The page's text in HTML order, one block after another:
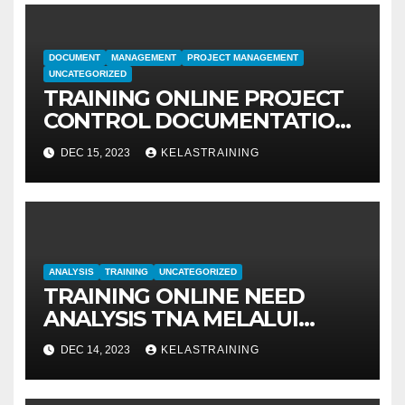
DOCUMENT MANAGEMENT
PROJECT MANAGEMENT
UNCATEGORIZED
TRAINING ONLINE PROJECT
CONTROL DOCUMENTATION
MANAGEMENT
DEC 15, 2023 KELASTRAINING
ANALYSIS TRAINING UNCATEGORIZED
TRAINING ONLINE NEED
ANALYSIS TNA MELALUI
METODE IDENTIFIKASI DAN
EVALUASI
DEC 14, 2023 KELASTRAINING